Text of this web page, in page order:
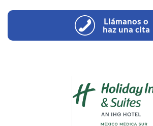
Llámanos o
haz una cita